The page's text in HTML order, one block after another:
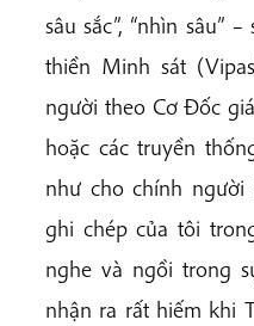
sâu sắc”, “nhìn sâu”
thiền Minh sát
người theo Cơ Đốc
hoặc các truyền
như cho chính người
ghi chép của tôi
nghe và ngồi trong
nhận ra rất hiếm khi